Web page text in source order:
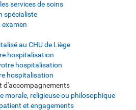
services de soins
spécialiste
examen
au CHU de Liège
hospitalisation
hospitalisation
hospitalisation
d'accompagnements
morale, religieuse ou philosophique
et engagements